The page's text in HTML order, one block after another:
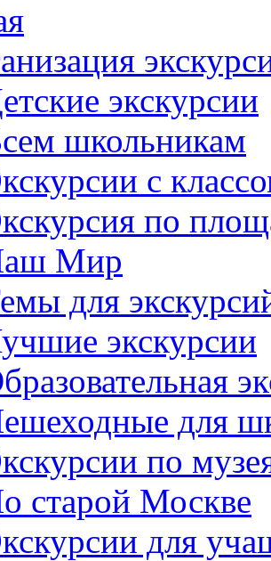
экскурсии
школьникам
c
по
Мир
для
экскурсии
для
по
старой Москве
для